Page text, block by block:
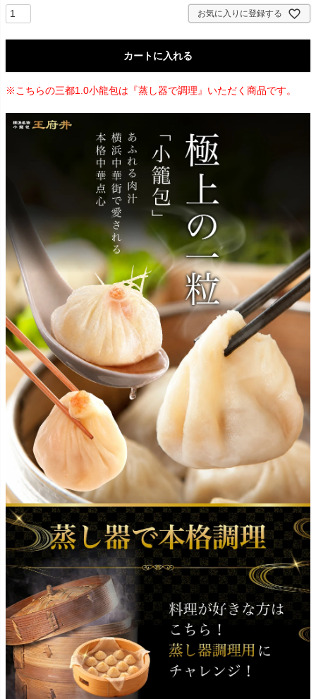
お気に入りに登録する
カートに入れる
※こちらの三都1.0小龍包は『蒸し器で調理』いただく商品です。